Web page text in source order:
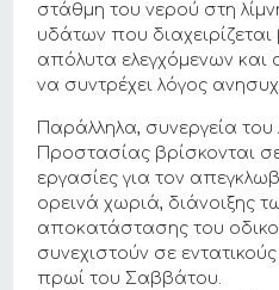
στάθμη του νερού στη
υδάτων που διαχειρίζεται
απόλυτα ελεγχόμενων
να συντρέχει λόγος
Παράλληλα, συνεργεία του
Προστασίας βρίσκονται
εργασίες για τον
ορεινά χωριά, διάνοιξης
αποκατάστασης του
συνεχιστούν σε
πρωί του Σαββάτου.